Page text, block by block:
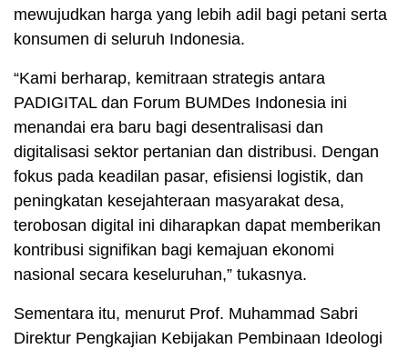
mewujudkan harga yang lebih adil bagi petani serta
konsumen di seluruh Indonesia.
“Kami berharap, kemitraan strategis antara
PADIGITAL dan Forum BUMDes Indonesia ini
menandai era baru bagi desentralisasi dan
digitalisasi sektor pertanian dan distribusi. Dengan
fokus pada keadilan pasar, efisiensi logistik, dan
peningkatan kesejahteraan masyarakat desa,
terobosan digital ini diharapkan dapat memberikan
kontribusi signifikan bagi kemajuan ekonomi
nasional secara keseluruhan,” tukasnya.
Sementara itu, menurut Prof. Muhammad Sabri
Direktur Pengkajian Kebijakan Pembinaan Ideologi